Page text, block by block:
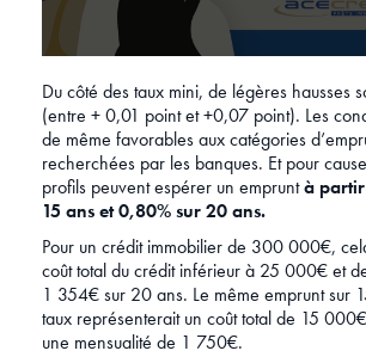
Du côté des taux mini, de légères hausses
(entre + 0,01 point et +0,07 point). Les
de même favorables aux catégories
recherchées par les banques. Et pour
profils peuvent espérer un empruntà
15 ans et 0,80% sur 20 ans.
Pour un crédit immobilier de 300 000€,
coût total du crédit inférieur à 25 000€ et
1 354€ sur 20 ans. Le même emprunt sur
taux représenterait un coût total de 15
une mensualité de 1 750€.